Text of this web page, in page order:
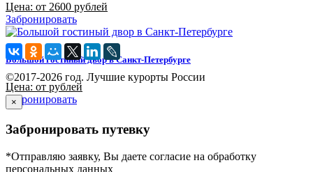
Цена: от 2600 рублей
Забронировать
Большой гостиный двор в Санкт-Петербурге
Цена: от рублей
Забронировать
©2017-2026 год. Лучшие курорты России
×
Забронировать путевку
*Отправляю заявку, Вы даете согласие на обработку
персональных данных